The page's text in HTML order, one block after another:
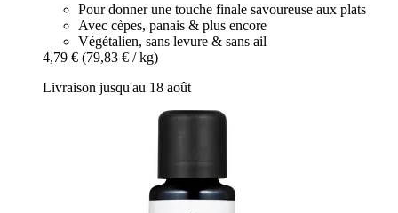
Pour donner une touche finale savoureuse aux plats
Avec cèpes, panais & plus encore
Végétalien, sans levure & sans ail
4,79 € (79,83 € / kg)
Livraison jusqu'au 18 août